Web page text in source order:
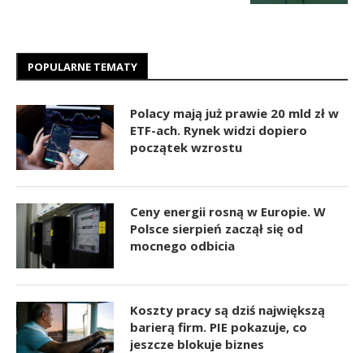
POPULARNE TEMATY
Polacy mają już prawie 20 mld zł w
ETF-ach. Rynek widzi dopiero
początek wzrostu
Ceny energii rosną w Europie. W
Polsce sierpień zaczął się od
mocnego odbicia
Koszty pracy są dziś największą
barierą firm. PIE pokazuje, co
jeszcze blokuje biznes